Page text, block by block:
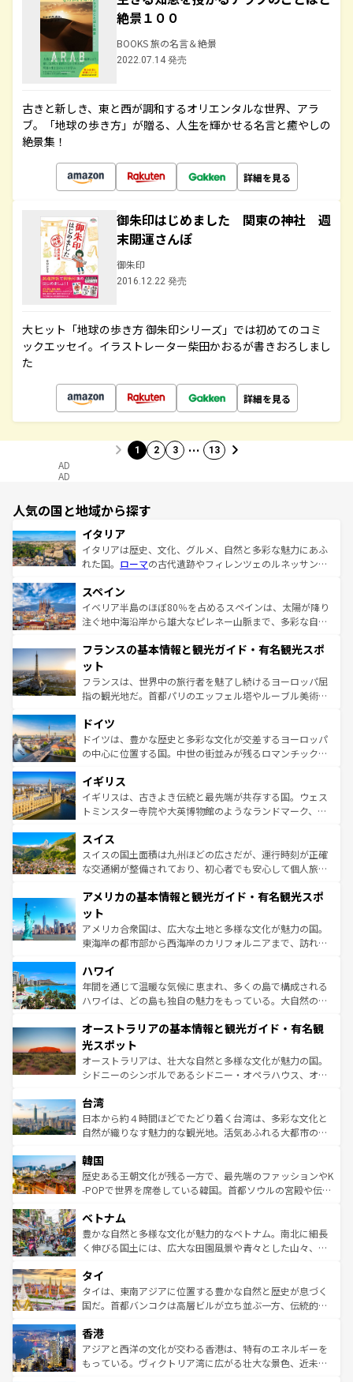
絶景１００
BOOKS 旅の名言＆絶景
2022.07.14 発売
古きと新しき、東と西が調和するオリエンタルな世界、アラ
ブ。「地球の歩き方」が贈る、人生を輝かせる名言と癒やしの
絶景集！
詳細を見る
御朱印はじめました 関東の神社 週
末開運さんぽ
御朱印
2016.12.22 発売
大ヒット「地球の歩き方 御朱印シリーズ」では初めてのコミ
ックエッセイ。イラストレーター柴田かおるが書きおろしまし
た
詳細を見る
1 2 3 … 13
AD
AD
人気の国と地域から探す
イタリア
イタリアは歴史、文化、グルメ、自然と多彩な魅力にあふ
れた国。 ローマの古代遺跡やフィレンツェのルネッサンス
ろん、トスカーナの美しい田園風景やアマルフィ海岸の絶
景など、自然景観も見逃せない。観光の合間には、本場の
ピザやパスタなど、絶品のイタリア料理を堪能することも
ませてくれるイタリアで、忘れられない旅をしてみよう！
なお、新着のイタリア情報は
しい。
スペイン
イベリア半島のほぼ80％を占めるスペインは、太陽が降り
注ぐ地中海沿岸から雄大なピレネー山脈まで、多彩な自然
文化が根付くこの国では、情熱的なフラメンコ、熱気あふ
れる闘牛、そして美味しいタパスが生活の一部となってい
る。首都マドリードの洗練された雰囲気や、バルセロナの
アートに溢れた街角から、地方では古代ローマ遺跡や中世
せる。地方によって風土や気候が異なるスペインはその個
性で訪れる人を魅了する。 なお、新着のスペイン情報は コ
ンテンツ一覧を参照してほしい。
フランスの基本情報と観光ガイド・有名観光スポ
ット
フランスは、世界中の旅行者を魅了し続けるヨーロッパ屈
指の観光地だ。首都パリのエッフェル塔やルーブル美術館
で、幅広い魅力が詰まっている。華麗な宮殿、歴史的な大
聖堂、美しいビーチ、そして豊かな自然が、訪れる者を心
から魅了する。また、フランスは美食の国としても知ら
いる。シャンパンの発祥地であるランス、プロヴァンスの
香り高いラベンダー畑など、多彩な楽しみ方が可能だ。さ
らに、パリ以外の地域にも魅力が溢れており、どの街角に
れる地方に足を運ぶとそれぞれで全く異なる文化を体験で
きるだろう。 なお、新着のフランス情報はコンテンツ一覧
を参照してほしい。
ドイツ
ドイツは、豊かな歴史と多彩な文化が交差するヨーロッパ
の中心に位置する国。中世の街並みが残るロマンチック街
顔を持つこの国は、どこを歩いても飽きることがない。ベ
ルリンの文化的活気、バイエルン州のアルプスの絶景、そ
してライン川沿いのワイン畑といった風景は必見。ビール
は、お酒好きな人にはぜひ体験してほしい。 なお、新着の
ドイツ情報はコンテンツ一覧を参照してほしい。
イギリス
イギリスは、古きよき伝統と最先端が共存する国。ウェス
トミンスター寺院や大英博物館のようなランドマーク、歴
リアごとに異なる魅力がある。また、優雅なアフタヌーン
ティー、ビール好きにはたまらない英国パブ、サッカー観
戦など、本場だからこそできる体験も豊富。イギリスを旅
ンツ一覧を参照してほしい。
スイス
スイスの国土面積は九州ほどの広さだが、運行時刻が正確
な交通網が整備されており、初心者でも安心して個人旅行
の建物がそのまま残る町や、スイスならではのユニークな
博物館もあり、アルプス観光だけでなく町歩きも満喫する
ことができる。国民の所得が高いため物価も高いが、旅行
者向けの交通パス提供のサービスもあり、うまく活用すれ
着のスイス情報は
アメリカの基本情報と観光ガイド・有名観光スポ
ット
アメリカ合衆国は、広大な土地と多様な文化が魅力の国。
東海岸の都市部から西海岸のカリフォルニアまで、訪れる
のような巨大都市は、観光、ショッピング、エンターテイ
ンメントが詰まった刺激的なスポットだ。一方、アメリカ
西部には大自然が広がり、グランドキャニオンやイエロー
部のニューオーリンズでは、音楽と美食が融合した独特の
文化が魅力。旅行者はアメリカの各地域で異なる魅力を楽
しみながら、その多様性と豊かな歴史を感じることができ
るだろう。車でのロードトリップや列車の旅も、アメリカ
情報は
ハワイ
年間を通じて温暖な気候に恵まれ、多くの島で構成される
ハワイは、どの島も独自の魅力をもっている。大自然の神
ワイ島は見逃せない。また、定番の観光地といえばオアフ
島だが、静かな自然を求めるならマウイ島やカウアイ島が
おすすめ。エメラルドグリーンに輝く海をはじめ、豊かな
文化や歴史が息づいている。「アロハスピリット」と呼ば
人々、おいしいローカルフードやハワイアンミュージッ
ク、伝統的なフラダンスなど、すべてがハワイの魅力を彩
っている。訪れるたびに新しい発見と感動が待っているハ
はコンテンツ一覧
オーストラリアの基本情報と観光ガイド・有名観
光スポット
オーストラリアは、壮大な自然と多様な文化が魅力の国。
シドニーのシンボルであるシドニー・オペラハウス、オー
リアリーフや大陸中央部にそびえるウルル（エアーズロッ
ク）、タスマニアの美しい原生林やケアンズの熱帯雨林な
ど、見どころがたくさん。また、カフェやワイン、オージ
いる。アクティビティも充実しており、サーフィンやダイ
ビング、ハイキングなど、アウトドア好きにはたまらな
い。オーストラリアの多彩な魅力を存分に味わいつくそ
参照してほしい。
台湾
日本から約４時間ほどでたどり着く台湾は、多彩な文化と
自然が織りなす魅力的な観光地。活気あふれる大都市の台
ン）、静ひつな山岳地帯である台湾東部など、都市の喧騒
と山間の静けさが共存しており、訪れる人に新しい発見と
驚きをもたらしてくれる。また、奥深い台湾の食文化も魅
容にもいいと評判のスイーツなど、バラエティ豊かな料理
が味わえる。 なお、新着の台湾情報は コンテンツ一覧を参
照してほしい。
韓国
歴史ある王朝文化が残る一方で、最先端のファッションやK
-POPで世界を席巻している韓国。首都ソウルの宮殿や伝統
き、地方に足を延ばせば四季折々の自然美を楽しむことが
できる。そして、キムチや焼肉、絶品のストリートフード
まで、さまざまな韓国料理が待っている。夜には、韓国な
リティに包まれながら、韓国の多彩な魅力を心ゆくまで味
わってみてほしい。 なお、新着の韓国情報はコンテンツ一
覧を参照してほしい。
ベトナム
豊かな自然と多様な文化が魅力的なベトナム。南北に細長
く伸びる国土には、広大な田園風景や青々とした山々、世
急速な発展と共に伝統が息づく。ハノイの古い町並みやホ
ーチミン市のフランス統治時代の建物も、独特の雰囲気を
醸し出している。また、バラエティの豊かさとおいしさで
とつ。フォーやバインミー、ベトナムコーヒーなどは、ぜ
ひ現地で味わいたい。どの地域を訪れてもあたたかい人々
が旅行者を迎えてくれるので、きっと忘れられない旅にな
タイ
タイは、東南アジアに位置する豊かな自然と歴史が息づく
国だ。首都バンコクは高層ビルが立ち並ぶ一方、伝統的な
の活気が交差している。北部ではチェンマイなどの山岳地
帯で自然と触れ合い、南部ではプーケットやクラビの美し
いビーチでリゾート気分を楽しむことができる。タイ料理
香港
アジアと西洋の文化が交わる香港は、特有のエネルギーを
もっている。ヴィクトリア湾に広がる壮大な景色、近未来